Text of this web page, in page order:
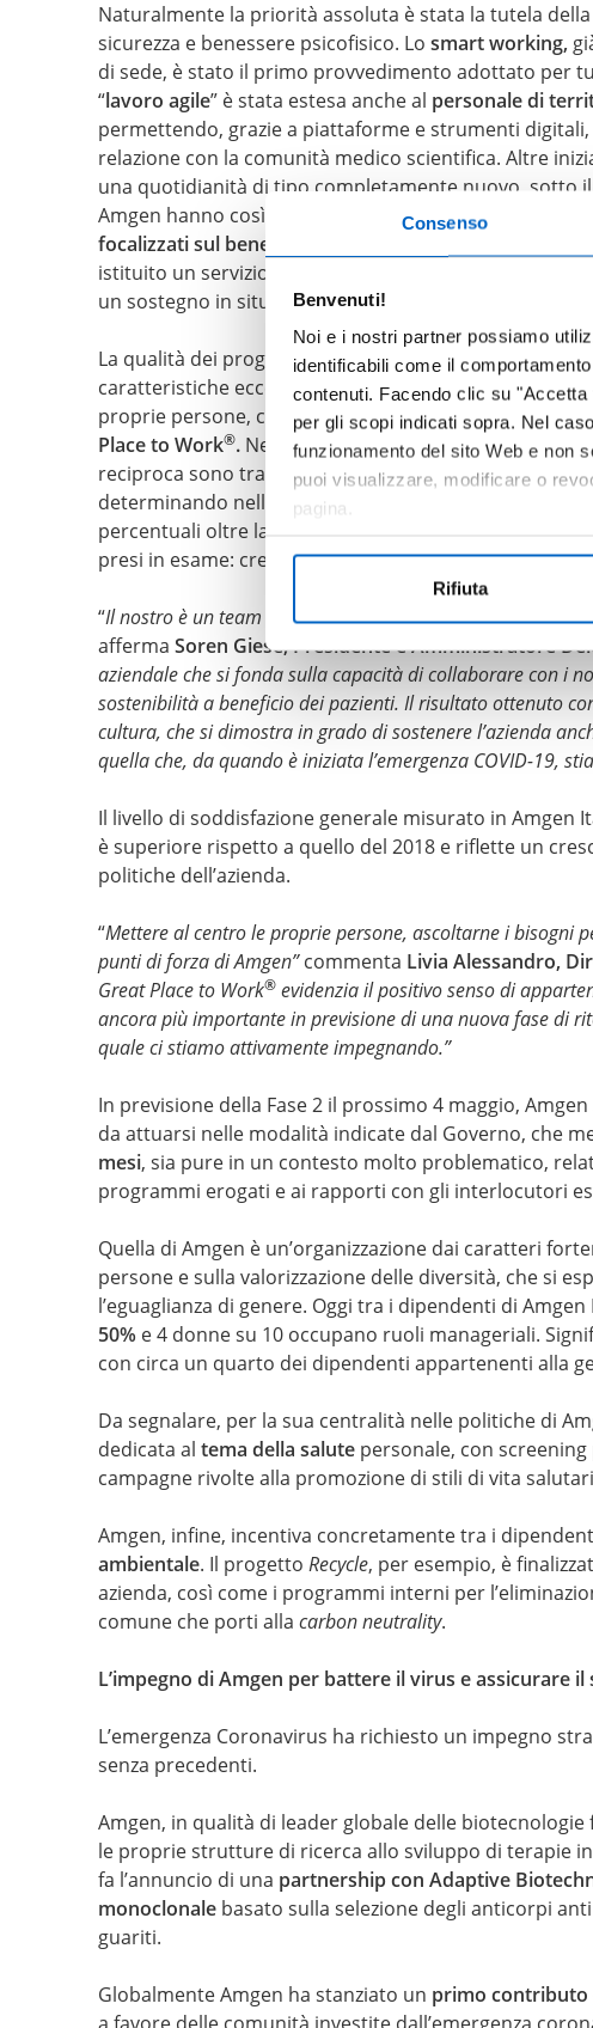
Consenso
Benvenuti!
Noi e i nostri partner possiamo
identificabili come il
contenuti. Facendo clic su
per gli scopi indicati sopra. Nel
funzionamento del sito Web e non
puoi visualizzare, modificare o
pagina.
Rifiuta
Naturalmente la priorità assoluta è stata la tutela
sicurezza e benessere psicofisico. Lo smart working,
di sede, è stato il primo provvedimento adottato per
“lavoro agile” è stata estesa anche al personale di
permettendo, grazie a piattaforme e strumenti
relazione con la comunità medico scientifica. Altre
una quotidianità di tipo completamente nuovo, sotto
Amgen hanno così a disposizione un abbonamento ad
focalizzati sul benessere
istituito un servizio di
un sostegno in situazioni di disagio.
La qualità dei progetti e delle iniziative messe in
caratteristiche eccezionali conferma il valore che
proprie persone, caratteristica che anche quest’anno
Place to Work®. Nell’indagine condotta da GPtW
reciproca sono tra le qualità che maggiormente
determinando nella popolazione aziendale un
percentuali oltre la media delle migliori aziende
presi in esame: credibilità, rispetto, correttezza,
“Il nostro è un team molto affiatato, che fa leva su una
afferma Soren Giese, Presidente e Amministratore
aziendale che si fonda sulla capacità di collaborare con i
sostenibilità a beneficio dei pazienti. Il risultato ottenuto
cultura, che si dimostra in grado di sostenere l’azienda
quella che, da quando è iniziata l’emergenza COVID-19,
Il livello di soddisfazione generale misurato in Amgen
è superiore rispetto a quello del 2018 e riflette un
politiche dell’azienda.
“Mettere al centro le proprie persone, ascoltarne i bisogni
punti di forza di Amgen”commenta Livia Alessandro,
Great Place to Work® evidenzia il positivo senso di
ancora più importante in previsione di una nuova fase di
quale ci stiamo attivamente impegnando.”
In previsione della Fase 2 il prossimo 4 maggio,
da attuarsi nelle modalità indicate dal Governo, che
mesi, sia pure in un contesto molto problematico,
programmi erogati e ai rapporti con gli interlocutori
Quella di Amgen è un’organizzazione dai caratteri
persone e sulla valorizzazione delle diversità, che si
l’eguaglianza di genere. Oggi tra i dipendenti di Amgen
50% e 4 donne su 10 occupano ruoli manageriali.
con circa un quarto dei dipendenti appartenenti alla
Da segnalare, per la sua centralità nelle politiche di
dedicata al tema della salute personale, con
campagne rivolte alla promozione di stili di vita
Amgen, infine, incentiva concretamente tra i
ambientale. Il progetto Recycle, per esempio, è
azienda, così come i programmi interni per
comune che porti alla carbon neutrality.
L’impegno di Amgen per battere il virus e assicurare il
L’emergenza Coronavirus ha richiesto un impegno
senza precedenti.
Amgen, in qualità di leader globale delle
le proprie strutture di ricerca allo sviluppo di terapie
fa l’annuncio di una partnership con Adaptive
monoclonale basato sulla selezione degli anticorpi
guariti.
Globalmente Amgen ha stanziato un primo contributo